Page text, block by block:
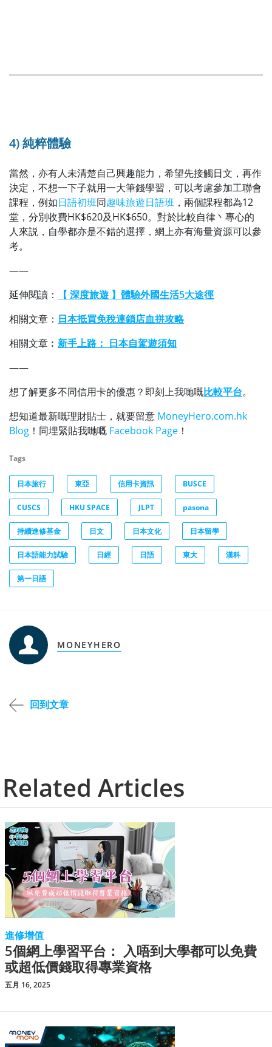
4) 純粹體驗
當然，亦有人未清楚自己興趣能力，希望先接觸日文，再作
決定，不想一下子就用一大筆錢學習，可以考慮參加工聯會
課程，例如日語初班同趣味旅遊日語班 ，兩個課程都為12
堂，分別收費HK$620及HK$650。對於比較自律丶專心的
人來説，自學都亦是不錯的選擇，網上亦有海量資源可以參
考。
——
延伸閱讀：
【 深度旅遊 】體驗外國生活5大途徑
相關文章： 日本抵買免稅連鎖店血拼攻略
相關文章︰ 新手上路： 日本自駕遊須知
——
想了解更多不同信用卡的優惠？即刻上我哋嘅比較平台。
想知道最新嘅理財貼士，就要留意 MoneyHero.com.hk
Blog ！同埋緊貼我哋嘅 Facebook Page ！
Tags
日本旅行 東亞 信用卡資訊 BUSCE
CUSCS HKU SPACE JLPT pasona
持續進修基金 日文 日本文化 日本留學
日本語能力試驗 日經 日語 東大 漢科
第一日語
MONEYHERO
回到文章
Related Articles
進修增值
5個網上學習平台： 入唔到大學都可以免費
或超低價錢取得專業資格
五月 16, 2025